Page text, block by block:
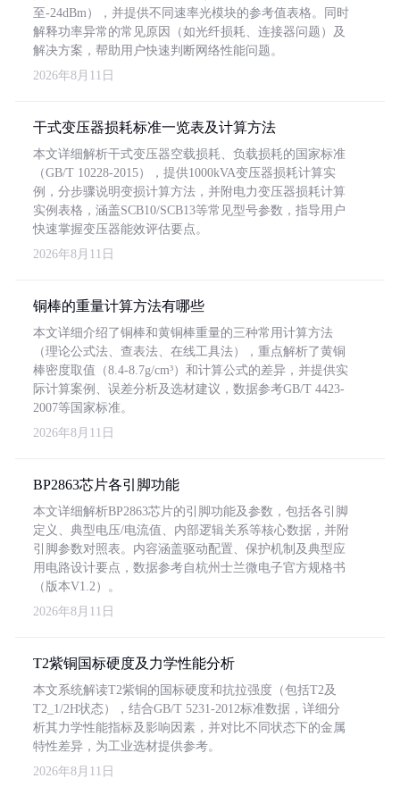
至-24dBm），并提供不同速率光模块的参考值表格。同时
解释功率异常的常见原因（如光纤损耗、连接器问题）及
解决方案，帮助用户快速判断网络性能问题。
2026年8月11日
干式变压器损耗标准一览表及计算方法
本文详细解析干式变压器空载损耗、负载损耗的国家标准
（GB/T 10228-2015），提供1000kVA变压器损耗计算实
例，分步骤说明变损计算方法，并附电力变压器损耗计算
实例表格，涵盖SCB10/SCB13等常见型号参数，指导用户
快速掌握变压器能效评估要点。
2026年8月11日
铜棒的重量计算方法有哪些
本文详细介绍了铜棒和黄铜棒重量的三种常用计算方法
（理论公式法、查表法、在线工具法），重点解析了黄铜
棒密度取值（8.4-8.7g/cm³）和计算公式的差异，并提供实
际计算案例、误差分析及选材建议，数据参考GB/T 4423-
2007等国家标准。
2026年8月11日
BP2863芯片各引脚功能
本文详细解析BP2863芯片的引脚功能及参数，包括各引脚
定义、典型电压/电流值、内部逻辑关系等核心数据，并附
引脚参数对照表。内容涵盖驱动配置、保护机制及典型应
用电路设计要点，数据参考自杭州士兰微电子官方规格书
（版本V1.2）。
2026年8月11日
T2紫铜国标硬度及力学性能分析
本文系统解读T2紫铜的国标硬度和抗拉强度（包括T2及
T2_1/2H状态），结合GB/T 5231-2012标准数据，详细分
析其力学性能指标及影响因素，并对比不同状态下的金属
特性差异，为工业选材提供参考。
2026年8月11日